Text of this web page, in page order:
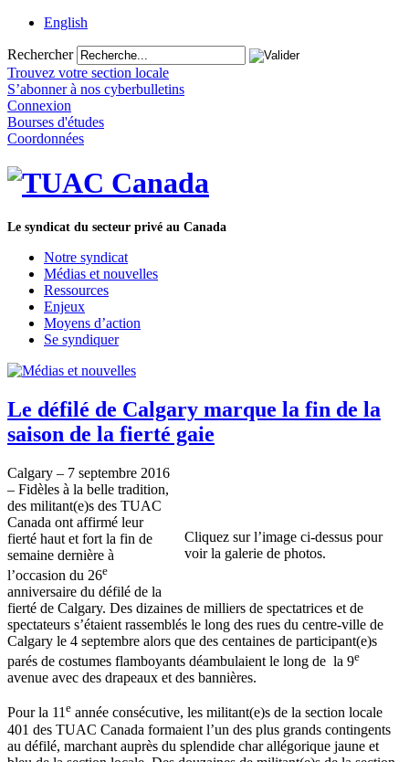
English
Rechercher
Trouvez votre section locale
S’abonner à nos cyberbulletins
Connexion
Bourses d'études
Coordonnées
Le syndicat du secteur privé au Canada
Notre syndicat
Médias et nouvelles
Ressources
Enjeux
Moyens d’action
Se syndiquer
Le défilé de Calgary marque la fin de la
saison de la fierté gaie
Cliquez sur l’image ci-dessus pour
voir la galerie de photos.
Calgary – 7 septembre 2016
– Fidèles à la belle tradition,
des militant(e)s des TUAC
Canada ont affirmé leur
fierté haut et fort la fin de
semaine dernière à
l’occasion du 26e
anniversaire du défilé de la
fierté de Calgary. Des dizaines de milliers de spectatrices et de
spectateurs s’étaient rassemblés le long des rues du centre-ville de
Calgary le 4 septembre alors que des centaines de participant(e)s
parés de costumes flamboyants déambulaient le long de la 9e
avenue avec des drapeaux et des bannières.
Pour la 11e année consécutive, les militant(e)s de la section locale
401 des TUAC Canada formaient l’un des plus grands contingents
au défilé, marchant auprès du splendide char allégorique jaune et